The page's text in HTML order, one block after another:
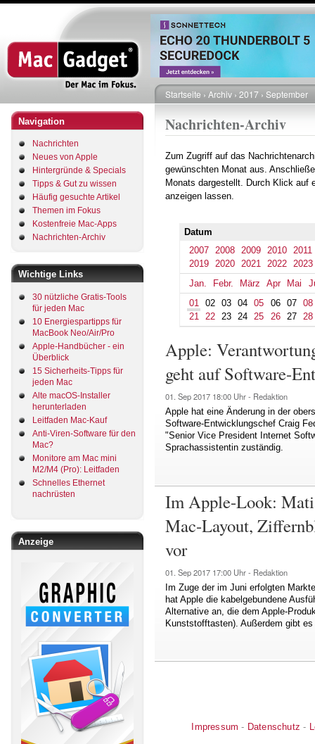
Direkt
zum
Inhalt
Navigation
Nachrichten
Neues von Apple
Hintergründe & Specials
Tipps & Gut zu wissen
Häufig gesuchte Artikel
Themen im Fokus
Kostenfreie Mac-Apps
Nachrichten-Archiv
Wichtige Links
30 nützliche Gratis-Tools
für jeden Mac
10 Energiespartipps für
MacBook Neo/Air/Pro
Apple-Handbücher - ein
Überblick
15 Sicherheits-Tipps für
jeden Mac
Alte macOS-Installer
herunterladen
Leitfaden Mac-Kauf
Anti-Viren-Software für den
Mac?
Monitore am Mac mini
M2/M4 (Pro): Leitfaden
Schnelles Ethernet
nachrüsten
Anzeige
Pfadnavigation
Startseite Archiv 2017 September
Nachrichten-Archiv
Zum Zugriff auf das
gewünschten Monat aus.
Monats dargestellt. Durch Klick auf
anzeigen lassen.
Datum
2007
2008 2009 2010
2011
2019
2020 2021 2022
2023
Jan.
Febr. März Apr Mai
01
02 03 04 05 06 07
08
21
22 23 24 25 26 27 28
Apple:
geht auf Software-
01. Sep 2017 18:00 Uhr - Redaktion
Apple hat eine Änderung in der
Software-Entwicklungschef Craig
"Senior Vice President Internet
Sprachassistentin zuständig.
Im Apple-Look:
Mac-Layout,
vor
01. Sep 2017 17:00 Uhr - Redaktion
Im Zuge der im Juni erfolgten
hat Apple die kabelgebundene
Alternative an, die dem Apple-
Kunststofftasten). Außerdem gibt
Impressum - Datenschutz -